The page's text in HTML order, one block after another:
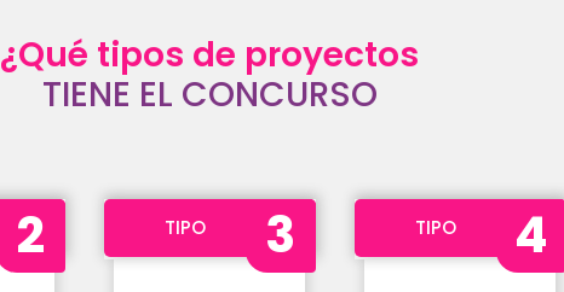
¿Qué tipos de proyectos
TIENE EL CONCURSO
2 TIPO 3 TIPO 4